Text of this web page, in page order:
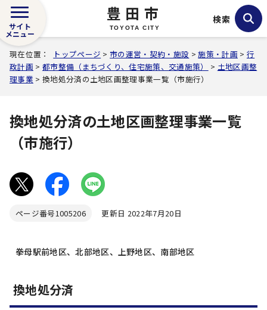
豊田市
TOYOTA CITY
サイト
メニュー
検索
現在位置： トップページ >市の運営・契約・施設 >施策・計画> 行
政計画> 都市整備（まちづくり、住宅施策、交通施策） > 土地区画整
理事業 > 換地処分済の土地区画整理事業一覧（市施行）
換地処分済の土地区画整理事業一覧
（市施行）
ページ番号1005206 更新日 2022年7月20日
拳母駅前地区、北部地区、上野地区、南部地区
換地処分済